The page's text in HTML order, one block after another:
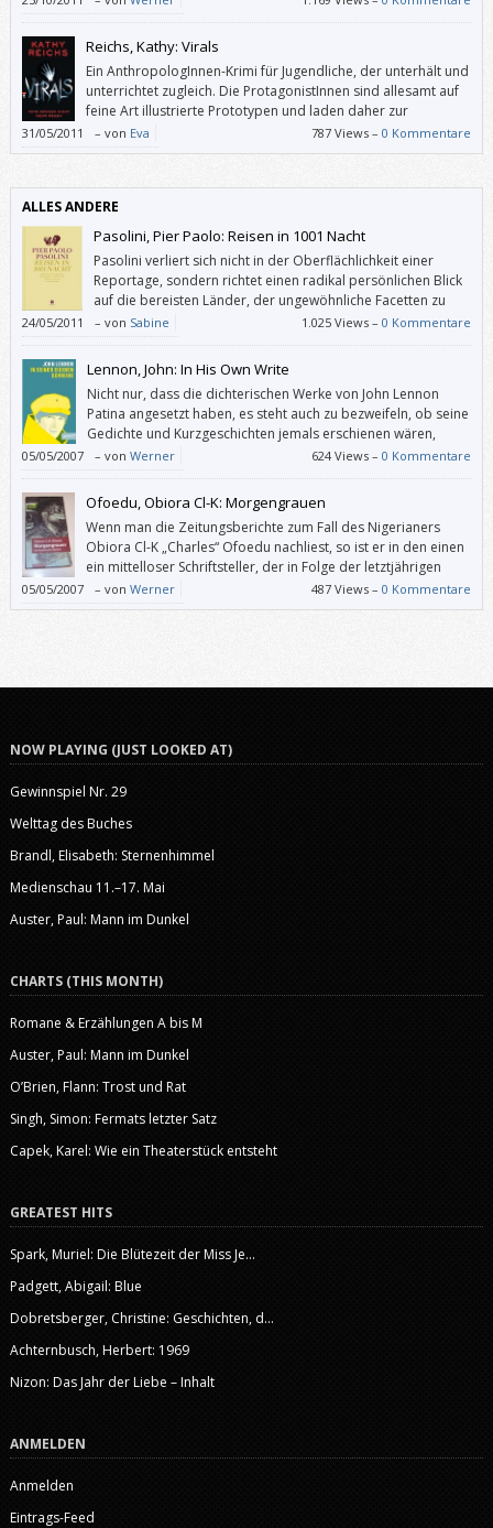
Reichs, Kathy: Virals
Ein AnthropologInnen-Krimi für Jugendliche, der unterhält und
unterrichtet zugleich. Die ProtagonistInnen sind allesamt auf
feine Art illustrierte Prototypen und laden daher zur
Identifikation ein; dieses Buch wird aber wohl eher Mädchen
ansprechen.
31/05/2011 – von Eva 787 Views –0 Kommentare
ALLES ANDERE
Pasolini, Pier Paolo: Reisen in 1001 Nacht
Pasolini verliert sich nicht in der Oberflächlichkeit einer
Reportage, sondern richtet einen radikal persönlichen Blick
auf die bereisten Länder, der ungewöhnliche Facetten zu
Tage fördert.
24/05/2011 – von Sabine 1.025 Views –0 Kommentare
Lennon, John: In His Own Write
Nicht nur, dass die dichterischen Werke von John Lennon
Patina angesetzt haben, es steht auch zu bezweifeln, ob seine
Gedichte und Kurzgeschichten jemals erschienen wären,
wenn sie jemand anderer geschrieben hätte.
05/05/2007 – von Werner 624 Views –0 Kommentare
Ofoedu, Obiora Cl-K: Morgengrauen
Wenn man die Zeitungsberichte zum Fall des Nigerianers
Obiora Cl-K „Charles“ Ofoedu nachliest, so ist er in den einen
ein mittelloser Schriftsteller, der in Folge der letztjährigen
„Operation Spring“ zu Unrecht als Drogenboss verdächtigt
und in Untersuchungshaft genommen wurde. In den anderen Zeitungen
05/05/2007 – von Werner 487 Views –0 Kommentare
NOW PLAYING (JUST LOOKED AT)
Gewinnspiel Nr. 29
Welttag des Buches
Brandl, Elisabeth: Sternenhimmel
Medienschau 11.–17. Mai
Auster, Paul: Mann im Dunkel
CHARTS (THIS MONTH)
Romane & Erzählungen A bis M
Auster, Paul: Mann im Dunkel
O’Brien, Flann: Trost und Rat
Singh, Simon: Fermats letzter Satz
Capek, Karel: Wie ein Theaterstück entsteht
GREATEST HITS
Spark, Muriel: Die Blütezeit der Miss Je...
Padgett, Abigail: Blue
Dobretsberger, Christine: Geschichten, d...
Achternbusch, Herbert: 1969
Nizon: Das Jahr der Liebe – Inhalt
ANMELDEN
Anmelden
Eintrags-Feed